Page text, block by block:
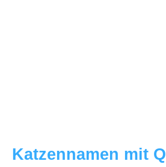
Katzennamen mit Q